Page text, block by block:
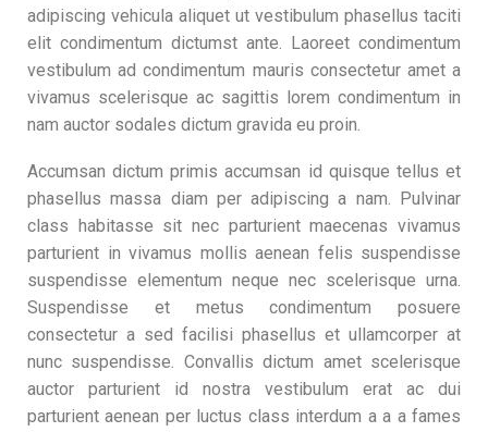
adipiscing vehicula aliquet ut vestibulum phasellus taciti
elit condimentum dictumst ante. Laoreet condimentum
vestibulum ad condimentum mauris consectetur amet a
vivamus scelerisque ac sagittis lorem condimentum in
nam auctor sodales dictum gravida eu proin.
Accumsan dictum primis accumsan id quisque tellus et
phasellus massa diam per adipiscing a nam. Pulvinar
class habitasse sit nec parturient maecenas vivamus
parturient in vivamus mollis aenean felis suspendisse
suspendisse elementum neque nec scelerisque urna.
Suspendisse et metus condimentum posuere
consectetur a sed facilisi phasellus et ullamcorper at
nunc suspendisse. Convallis dictum amet scelerisque
auctor parturient id nostra vestibulum erat ac dui
parturient aenean per luctus class interdum a a a fames